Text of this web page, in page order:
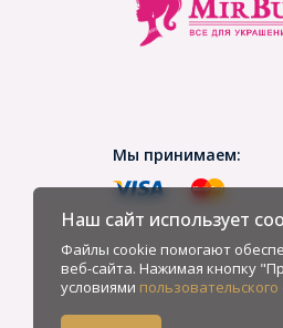
Мы принимаем:
Наш сайт использует
Файлы cookie помогают
веб-сайта. Нажимая кнопку
условиями